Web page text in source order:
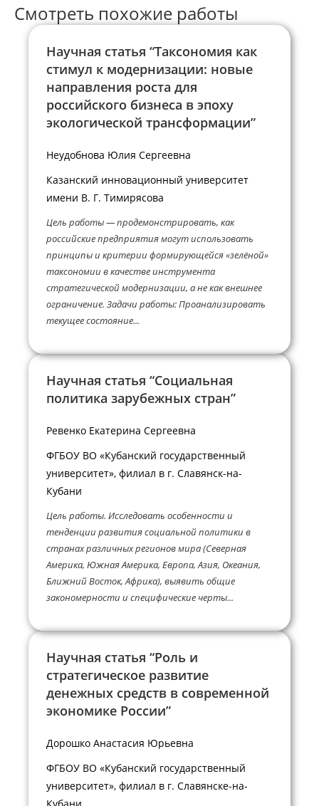
Смотреть похожие работы
Научная статья “Таксономия как
стимул к модернизации: новые
направления роста для
российского бизнеса в эпоху
экологической трансформации”
Неудобнова Юлия Сергеевна
Казанский инновационный университет
имени В. Г. Тимирясова
Цель работы — продемонстрировать, как
российские предприятия могут использовать
принципы и критерии формирующейся «зелёной»
таксономии в качестве инструмента
стратегической модернизации, а не как внешнее
ограничение. Задачи работы: Проанализировать
текущее состояние...
Научная статья “Социальная
политика зарубежных стран”
Ревенко Екатерина Сергеевна
ФГБОУ ВО «Кубанский государственный
университет», филиал в г. Славянск-на-
Кубани
Цель работы. Исследовать особенности и
тенденции развития социальной политики в
странах различных регионов мира (Северная
Америка, Южная Америка, Европа, Азия, Океания,
Ближний Восток, Африка), выявить общие
закономерности и специфические черты...
Научная статья “Роль и
стратегическое развитие
денежных средств в современной
экономике России”
Дорошко Анастасия Юрьевна
ФГБОУ ВО «Кубанский государственный
университет», филиал в г. Славянске-на-